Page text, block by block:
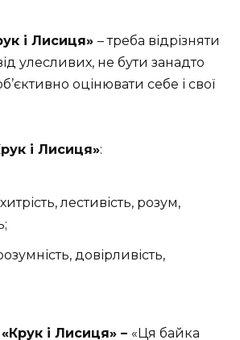
і Лисиця» – треба відрізняти
улесливих, не бути занадто
оцінювати себе і свої
і Лисиця»:
лестивість, розум,
довірливість,
і Лисиця» – «Ця байка